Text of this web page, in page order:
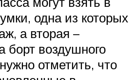
одна из которых
а вторая –
борт воздушного
отметить, что